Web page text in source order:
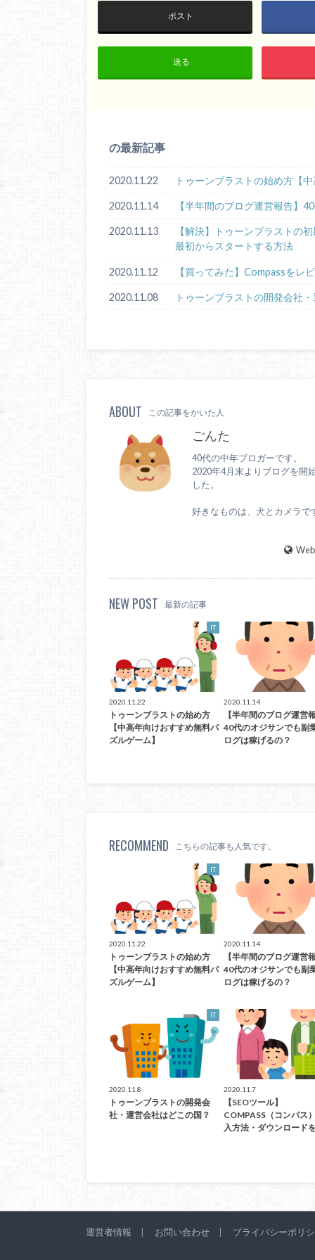
ポスト
送る
の最新記事
2020.11.22 トゥーンブラストの始め方【
2020.11.14 【半年間のブログ運営報告】
2020.11.13
【解決】トゥーンブラストの
最初からスタートする方法
2020.11.12 【買ってみた】Compassをレ
2020.11.08 トゥーンブラストの開発会社
ABOUT この記事をかいた人
ごんた
40代の中年ブロガーです。
2020年4月末よりブログを開
した。
好きなものは、犬とカメラで
NEW POST 最新の記事
IT
2020.11.22
トゥーンブラストの始め方
【中高年向けおすすめ無料パ
ズルゲーム】
2020.11.14
【半年間のブログ運営
40代のオジサンでも副
ログは稼げるの？
RECOMMEND こちらの記事も人気です。
IT
2020.11.22
トゥーンブラストの始め方
【中高年向けおすすめ無料パ
ズルゲーム】
2020.11.14
【半年間のブログ運営
40代のオジサンでも副
ログは稼げるの？
IT
2020.11.8
トゥーンブラストの開発会
社・運営会社はどこの国？
2020.11.7
【SEOツール】
COMPASS（コンパス
入方法・ダウンロード
運営者情報 お問い合わせ プライバシーポリ